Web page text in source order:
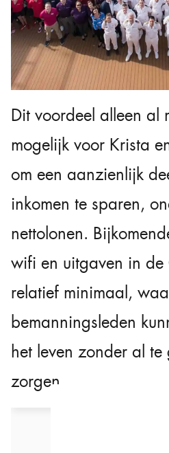
Dit voordeel alleen al
mogelijk voor Krista
om een aanzienlijk
inkomen te sparen,
nettolonen.
wifi en uitgaven in de
relatief minimaal,
bemanningsleden
het leven zonder al
zorgen.